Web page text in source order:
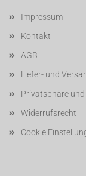
Impressum
Kontakt
AGB
Liefer- und
Privatsphäre
Widerrufsrecht
Cookie